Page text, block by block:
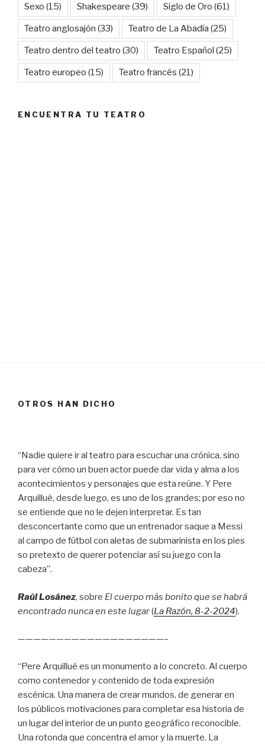
Sexo (15) Shakespeare (39) Siglo de Oro (61)
Teatro anglosajón (33) Teatro de La Abadía (25)
Teatro dentro del teatro (30) Teatro Español (25)
Teatro europeo (15) Teatro francés (21)
ENCUENTRA TU TEATRO
OTROS HAN DICHO
“Nadie quiere ir al teatro para escuchar una crónica, sino
para ver cómo un buen actor puede dar vida y alma a los
acontecimientos y personajes que esta reúne. Y Pere
Arquillué, desde luego, es uno de los grandes; por eso no
se entiende que no le dejen interpretar. Es tan
desconcertante como que un entrenador saque a Messi
al campo de fútbol con aletas de submarinista en los pies
so pretexto de querer potenciar así su juego con la
cabeza”.
Raúl Losánez, sobre El cuerpo más bonito que se habrá
encontrado nunca en este lugar(La Razón, 8-2-2024).
———————————————————–
“Pere Arquillué es un monumento a lo concreto. Al cuerpo
como contenedor y contenido de toda expresión
escénica. Una manera de crear mundos, de generar en
los públicos motivaciones para completar esa historia de
un lugar del interior de un punto geográfico reconocible.
Una rotonda que concentra el amor y la muerte. La